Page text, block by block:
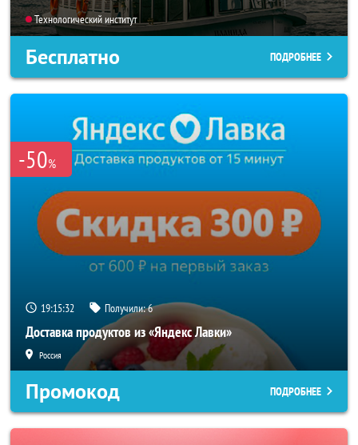
Технологический институт
Бесплатно ПОДРОБНЕЕ
-50%
19:15:29 Получили:6
Доставка продуктов из «Яндекс Лавки»
Россия
Промокод ПОДРОБНЕЕ